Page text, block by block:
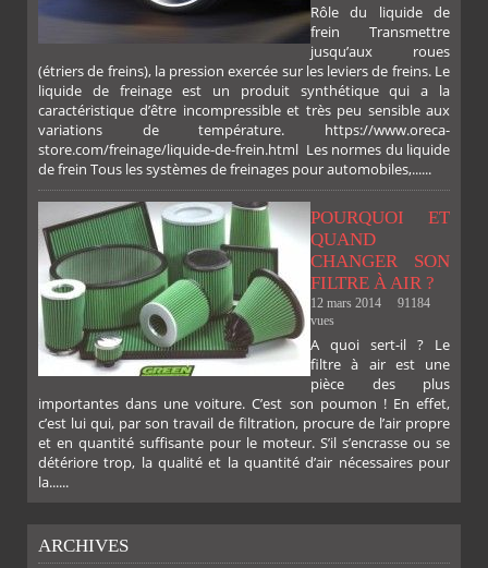
Rôle du liquide de
frein Transmettre
jusqu’aux roues
(étriers de freins), la pression exercée sur les leviers de freins. Le
liquide de freinage est un produit synthétique qui a la
caractéristique d’être incompressible et très peu sensible aux
variations de température. https://www.oreca-
store.com/freinage/liquide-de-frein.html Les normes du liquide
de frein Tous les systèmes de freinages pour automobiles,......
POURQUOI ET
QUAND
CHANGER SON
FILTRE À AIR ?
12 mars 2014
91184
vues
A quoi sert-il ? Le
filtre à air est une
pièce des plus
importantes dans une voiture. C’est son poumon ! En effet,
c’est lui qui, par son travail de filtration, procure de l’air propre
et en quantité suffisante pour le moteur. S’il s’encrasse ou se
détériore trop, la qualité et la quantité d’air nécessaires pour
la......
ARCHIVES